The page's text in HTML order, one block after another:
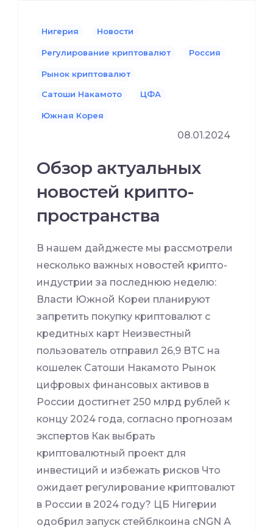
Нигерия Новости
Регулирование криптовалют Россия
Рынок криптовалют
Сатоши Накамото ЦФА
Южная Корея
08.01.2024
Обзор актуальных
новостей крипто-
пространства
В нашем дайджесте мы рассмотрели
несколько важных новостей крипто-
индустрии за последнюю неделю:
Власти Южной Кореи планируют
запретить покупку криптовалют с
кредитных карт Неизвестный
пользователь отправил 26,9 BTC на
кошелек Сатоши Накамото Рынок
цифровых финансовых активов в
России достигнет 250 млрд рублей к
концу 2024 года, согласно прогнозам
экспертов Как выбрать
криптовалютный проект для
инвестиций и избежать рисков Что
ожидает регулирование криптовалют
в России в 2024 году? ЦБ Нигерии
одобрил запуск стейблкоина cNGN А